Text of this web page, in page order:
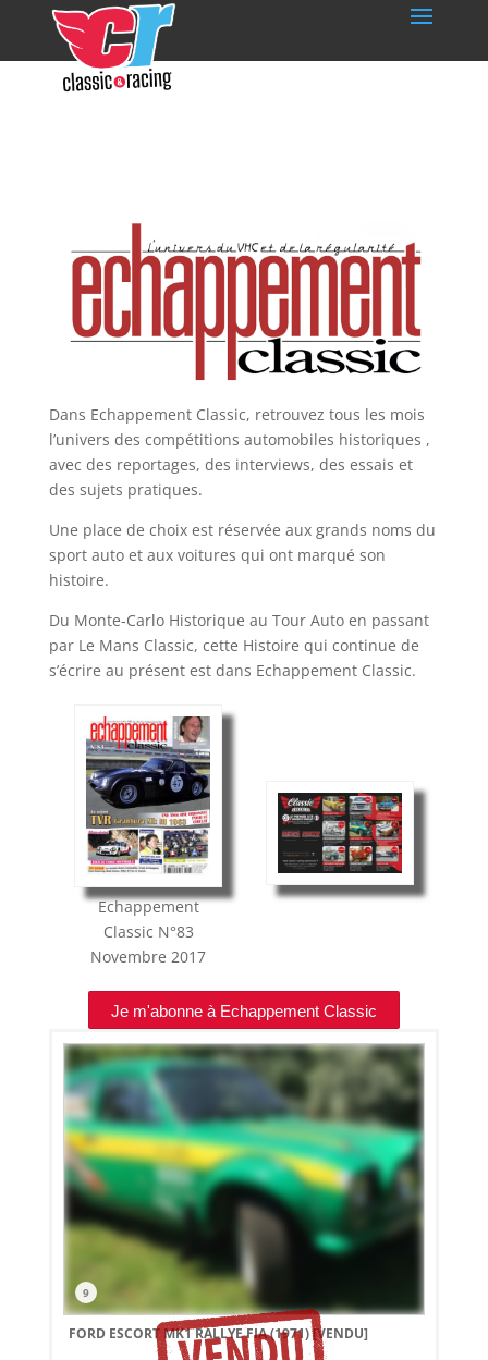
Dans Echappement Classic, retrouvez tous les mois
l’univers des compétitions automobiles historiques ,
avec des reportages, des interviews, des essais et
des sujets pratiques.
Une place de choix est réservée aux grands noms du
sport auto et aux voitures qui ont marqué son
histoire.
Du Monte-Carlo Historique au Tour Auto en passant
par Le Mans Classic, cette Histoire qui continue de
s’écrire au présent est dans Echappement Classic.
Echappement
Classic N°83
Novembre 2017
Je m'abonne à Echappement Classic
9
FORD ESCORT MK1 RALLYE FIA (1971)[VENDU]